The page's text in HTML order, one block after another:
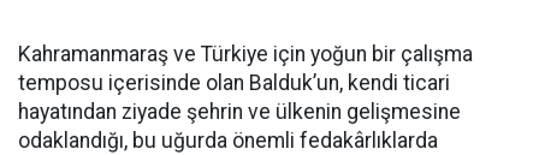
Kahramanmaraş ve Türkiye için yoğun bir çalışma
temposu içerisinde olan Balduk’un, kendi ticari
hayatından ziyade şehrin ve ülkenin gelişmesine
odaklandığı, bu uğurda önemli fedakârlıklarda